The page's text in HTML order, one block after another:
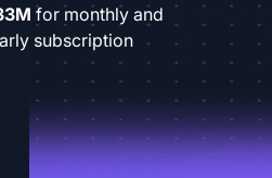
for monthly and
subscription